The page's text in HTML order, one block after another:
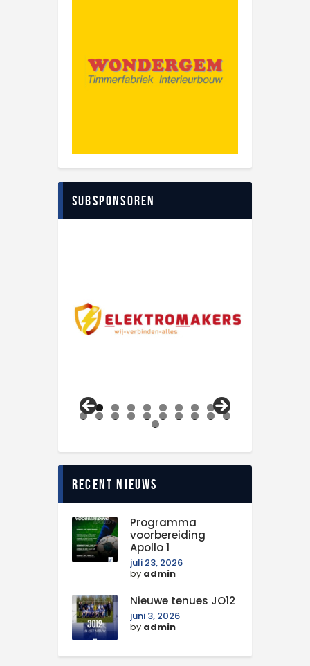
Subsponsoren
0
1 2 3 4 5 6 7 8 9 0
1
Recent nieuws
Programma
voorbereiding
Apollo 1
juli 23, 2026
by admin
Nieuwe tenues JO12
juni 3, 2026
by admin